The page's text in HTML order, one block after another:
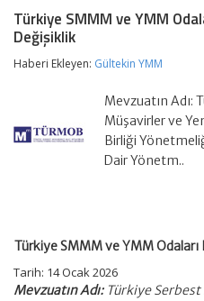
ve
Birliği
Değişiklik
Türkiye SMMM ve YMM
Değişiklik
Haberi Ekleyen: Gültekin YMM
Mevzuatın Adı:
Müşavirler ve
Birliği
Dair Yönetm..
Türkiye SMMM ve YMM
Tarih: 14 Ocak 2026
Mevzuatın Adı:Türkiye Serbest